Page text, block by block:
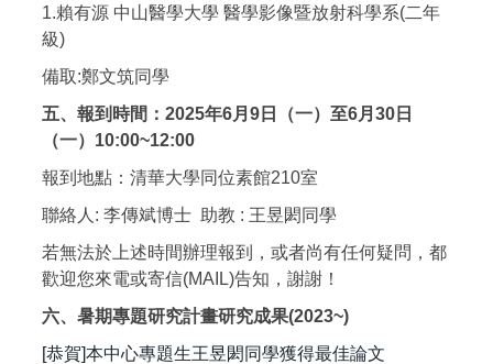
1.賴有源 中山醫學大學 醫學影像暨放射科學系(二年
級)
備取:鄭文筑同學
五、 報到時間：2025年6月9日（一）至6月30日
（一）10:00~12:00
報到地點：清華大學同位素館210室
聯絡人: 李傳斌博士 助教 : 王昱閎同學
若無法於上述時間辦理報到，或者尚有任何疑問，都
歡迎您來電或寄信(MAIL)告知，謝謝！
六、暑期專題研究計畫研究成果(2023~)
[恭賀]本中心專題生王昱閎同學獲得最佳論文